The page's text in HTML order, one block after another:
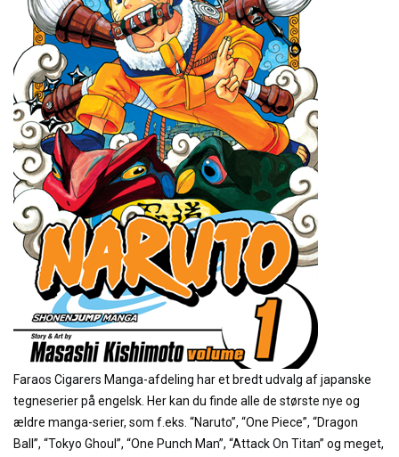
Faraos Cigarers Manga-afdeling har et bredt udvalg af japanske
tegneserier på engelsk. Her kan du finde alle de største nye og
ældre manga-serier, som f.eks. “Naruto”, “One Piece”, “Dragon
Ball”, “Tokyo Ghoul”, “One Punch Man”, “Attack On Titan” og meget,